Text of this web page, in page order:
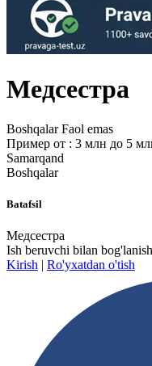
Медсестра
Boshqalar Faol emas
Пример от : 3 млн до 5
Samarqand
Boshqalar
Batafsil
Медсестра
Ish beruvchi bilan
Kirish | Ro'yxatdan o'tish